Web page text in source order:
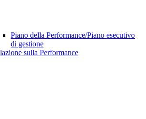
Piano della Performance/Piano esecutivo
di gestione
sulla Performance